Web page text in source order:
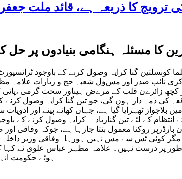
کا مسئلہ ہنگامی بنیادوں پر
شیعہ علما کونسلتین گنا کرایہ وصول کرنے کے باوجود
پریس ) شیعہ علما کونسل کے مرکزی نائب صدر اور مسﺅل شعبہ حج
ہیں ۔اور کچھ زائرےن قلب کے مرےض ہیںاور سخت گرمی
ذمہ دار ہوں گی، جو تین گنا کرایہ وصول کرنے کے
بلاجواز ٹھہرایا گیا ہے، جہاں کھانے پینے اور
کے لئے تین گنازیاد ہ کرایہ وصول کرنے کے
روکنا معمول بنتا جارہا ہے، جوکہ وفاقی اور
کوئی ٹس سے مس نہیں ہورہا۔وفاقی وزیر داخلہ
طور پر درست نہیں۔ علامہ مظہر عباس علوی نے کہا
ہوئے حکومت